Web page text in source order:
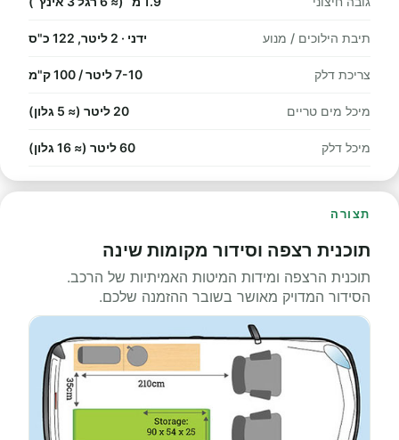
תיבת הילוכים / מנוע ידני · 2 ליטר, 122 כ"ס
צריכת דלק 7-10 ליטר / 100 ק"מ
מיכל מים טריים 20 ליטר (≈ 5 גלון)
מיכל דלק 60 ליטר (≈ 16 גלון)
תצורה
תוכנית רצפה וסידור מקומות שינה
תוכנית הרצפה ומידות המיטות האמיתיות של הרכב.
הסידור המדויק מאושר בשובר ההזמנה שלכם.